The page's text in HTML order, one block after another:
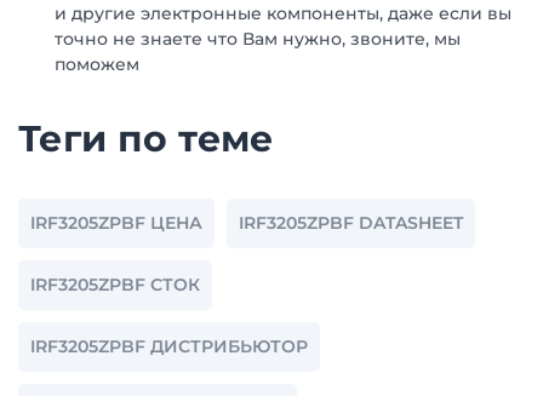
и другие электронные компоненты, даже если вы
точно не знаете что Вам нужно, звоните, мы
поможем
Теги по теме
IRF3205ZPBF ЦЕНА IRF3205ZPBF DATASHEET
IRF3205ZPBF СТОК
IRF3205ZPBF ДИСТРИБЬЮТОР